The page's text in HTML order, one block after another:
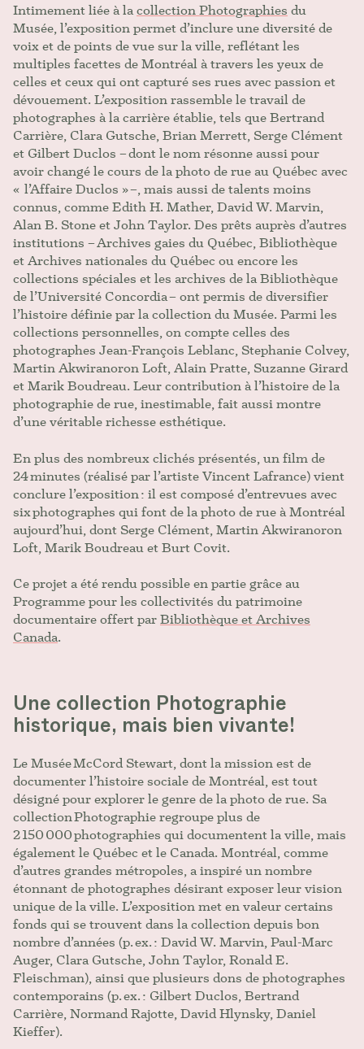
Intimement liée à lacollection Photographies du
Musée, l’exposition permet d’inclure une diversité de
voix et de points de vue sur la ville, reflétant les
multiples facettes de Montréal à travers les yeux de
celles et ceux qui ont capturé ses rues avec passion et
dévouement. L’exposition rassemble le travail de
photographes à la carrière établie, tels que Bertrand
Carrière, Clara Gutsche, Brian Merrett, Serge Clément
et Gilbert Duclos – dont le nom résonne aussi pour
avoir changé le cours de la photo de rue au Québec avec
« l’Affaire Duclos » –, mais aussi de talents moins
connus, comme Edith H. Mather, David W. Marvin,
Alan B. Stone et John Taylor. Des prêts auprès d’autres
institutions – Archives gaies du Québec, Bibliothèque
et Archives nationales du Québec ou encore les
collections spéciales et les archives de la Bibliothèque
de l’Université Concordia – ont permis de diversifier
l’histoire définie par la collection du Musée. Parmi les
collections personnelles, on compte celles des
photographes Jean-François Leblanc, Stephanie Colvey,
Martin Akwiranoron Loft, Alain Pratte, Suzanne Girard
et Marik Boudreau. Leur contribution à l’histoire de la
photographie de rue, inestimable, fait aussi montre
d’une véritable richesse esthétique.
En plus des nombreux clichés présentés, un film de
24 minutes (réalisé par l’artiste Vincent Lafrance) vient
conclure l’exposition : il est composé d’entrevues avec
six photographes qui font de la photo de rue à Montréal
aujourd’hui, dont Serge Clément, Martin Akwiranoron
Loft, Marik Boudreau et Burt Covit.
Ce projet a été rendu possible en partie grâce au
Programme pour les collectivités du patrimoine
documentaire offert parBibliothèque et Archives
Canada.
Une collection Photographie
historique, mais bien vivante!
Le Musée McCord Stewart, dont la mission est de
documenter l’histoire sociale de Montréal, est tout
désigné pour explorer le genre de la photo de rue. Sa
collection Photographie regroupe plus de
2 150 000 photographies qui documentent la ville, mais
également le Québec et le Canada. Montréal, comme
d’autres grandes métropoles, a inspiré un nombre
étonnant de photographes désirant exposer leur vision
unique de la ville. L’exposition met en valeur certains
fonds qui se trouvent dans la collection depuis bon
nombre d’années (p. ex. : David W. Marvin, Paul-Marc
Auger, Clara Gutsche, John Taylor, Ronald E.
Fleischman), ainsi que plusieurs dons de photographes
contemporains (p. ex. : Gilbert Duclos, Bertrand
Carrière, Normand Rajotte, David Hlynsky, Daniel
Kieffer).